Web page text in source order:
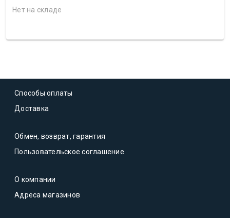
Нет на складе
Способы оплаты
Доставка
Обмен, возврат, гарантия
Пользовательское соглашение
О компании
Адреса магазинов